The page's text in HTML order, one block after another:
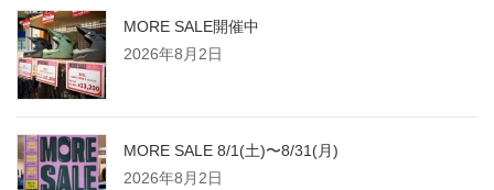
MORE SALE開催中
2026年8月2日
MORE SALE 8/1(土)〜8/31(月)
2026年8月2日